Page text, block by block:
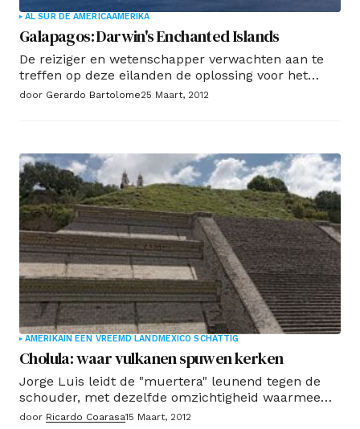
AL SUR DE AMERICAAMERIKA
Galapagos: Darwin's Enchanted Islands
De reiziger en wetenschapper verwachten aan te
treffen op deze eilanden de oplossing voor het
"mysterie van mysteries", zoals hij het noemde the
door Gerardo Bartolome25 Maart, 2012
AMERIKAIN EEN VREEMD LANDMEXICO SCHATTIG
Cholula: waar vulkanen spuwen kerken
Jorge Luis leidt de "muertera" leunend tegen de
schouder, met dezelfde omzichtigheid waarmee
dat herinnert in zijn wilde jeugd was negen keer in
door Ricardo Coarasa15 Maart, 2012